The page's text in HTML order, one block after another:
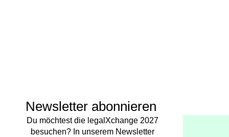
Newsletter abonnieren
Du möchtest die legalXchange 2027
besuchen? In unserem Newsletter